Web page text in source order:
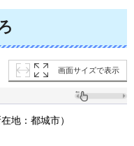
画面サイズで表示
在地：都城市）